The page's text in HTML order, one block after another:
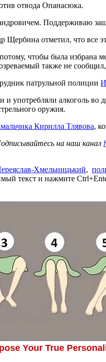
отвода Опанасюка.
Поддерживаю
отметил, что все
чтобы была избрана
также не
патрульной полиции
употребляли алкоголь
оружия.
Кирилла Тлявова,
на наш канал
Хмельницький,
текст и нажмите